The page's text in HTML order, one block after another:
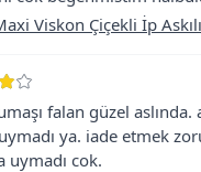
Viskon Çiçekli İp
falan güzel
ya. iade etmek
uymadı cok.